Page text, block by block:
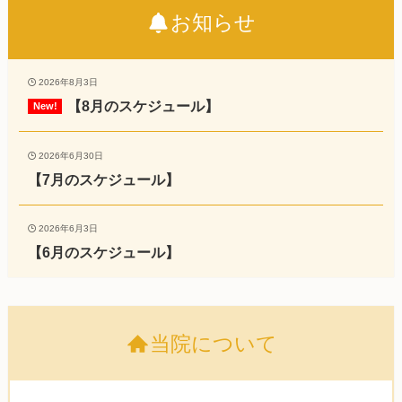
お知らせ
2026年8月3日
【8月のスケジュール】
2026年6月30日
【7月のスケジュール】
2026年6月3日
【6月のスケジュール】
当院について